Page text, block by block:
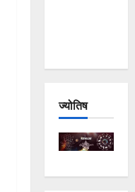
ज्योतिष